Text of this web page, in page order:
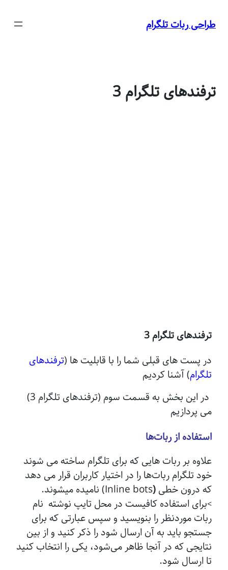
ربات تلگرام
تلگرام 3
ترفندهای تلگرام 3
در پست های قبلی شما را با قابلیت ها (ترفندهای
تلگرام) آشنا کردیم
در این بخش به قسمت سوم (ترفندهای تلگرام 3)
می پردازیم
استفاده از ربات‌ها
علاوه بر ربات هایی که برای تلگرام ساخته می شوند
خود تلگرام ربات‌ها را در اختیار کاربران قرار می دهد
که درون خطی(Inline bots) نامیده میشوند.
برای استفاده کافیست در محل تایپ نوشته نام
ربات موردنظر را بنویسید و سپس عبارتی که برای
جستجو باید به آن ارسال شود را ذکر کنید و از بین
نتایجی که در آنجا ظاهر می‌شود، یکی را انتخاب کنید
تا ارسال شود.